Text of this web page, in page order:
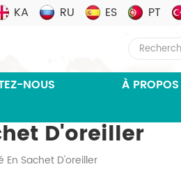
KA RU ES PT
NOUS
À
D'oreiller
En Sachet D'oreiller